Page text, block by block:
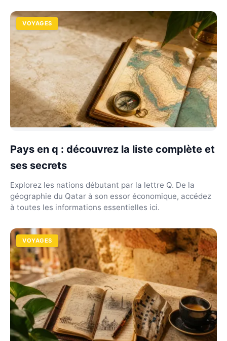
VOYAGES
Pays en q : découvrez la liste complète et
ses secrets
Explorez les nations débutant par la lettre Q. De la
géographie du Qatar à son essor économique, accédez
à toutes les informations essentielles ici.
VOYAGES